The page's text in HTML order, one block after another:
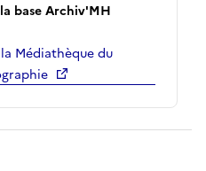
base Archiv'MH
Médiathèque du